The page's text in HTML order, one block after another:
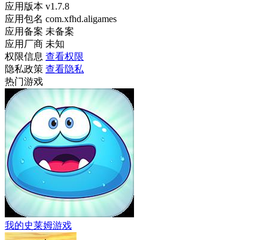
应用版本 v1.7.8
应用包名 com.xfhd.aligames
应用备案 未备案
应用厂商 未知
权限信息 查看权限
隐私政策 查看隐私
热门游戏
我的史莱姆游戏